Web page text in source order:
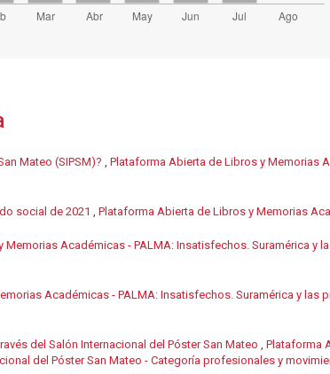
Mateo (SIPSM)? , Plataforma Abierta de Libros y Memorias
social de 2021 , Plataforma Abierta de Libros y Memorias
Memorias Académicas - PALMA: Insatisfechos. Suramérica y
Académicas - PALMA: Insatisfechos. Suramérica y las
del Salón Internacional del Póster San Mateo , Plataforma
del Póster San Mateo - Categoría profesionales y